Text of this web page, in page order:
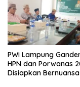
PWI Lampung
HPN dan Porwanas
Disiapkan